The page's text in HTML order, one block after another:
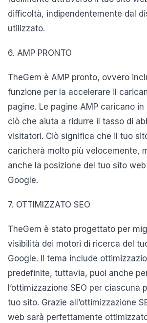
difficoltà, indipendentemente dal
utilizzato.
6. AMP PRONTO
TheGem è AMP pronto, ovvero
funzione per la accelerare il
pagine. Le pagine AMP caricano
ciò che aiuta a ridurre il tasso di
visitatori. Ciò significa che il tuo
caricherà molto più velocemente,
anche la posizione del tuo sito
Google.
7. OTTIMIZZATO SEO
TheGem è stato progettato per
visibilità dei motori di ricerca del
Google. Il tema include
predefinite, tuttavia, puoi anche
l’ottimizzazione SEO per ciascuna
tuo sito. Grazie all’ottimizzazione
web sarà perfettamente